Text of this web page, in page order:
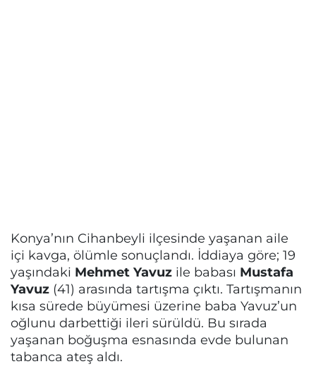
Konya’nın Cihanbeyli ilçesinde yaşanan aile
içi kavga, ölümle sonuçlandı. İddiaya göre; 19
yaşındaki Mehmet Yavuz ile babası Mustafa
Yavuz (41) arasında tartışma çıktı. Tartışmanın
kısa sürede büyümesi üzerine baba Yavuz’un
oğlunu darbettiği ileri sürüldü. Bu sırada
yaşanan boğuşma esnasında evde bulunan
tabanca ateş aldı.